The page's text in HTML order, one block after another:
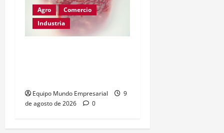
Agro
Comercio
Industria
Equipo Mundo Empresarial
9
de agosto de 2026
0